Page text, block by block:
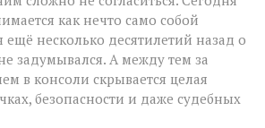
салона
как нечто само собой
ещё несколько десятилетий назад о
задумывался. А между тем за
в консоли скрывается целая
безопасности и даже судебных